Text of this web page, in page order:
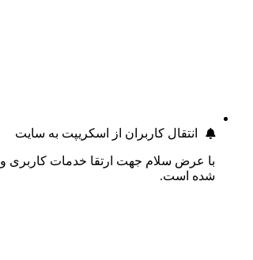
انتقال کاربران از اسکریپت به سایت
با عرض سلام جهت ارتقا خدمات کاربری و
شده است.